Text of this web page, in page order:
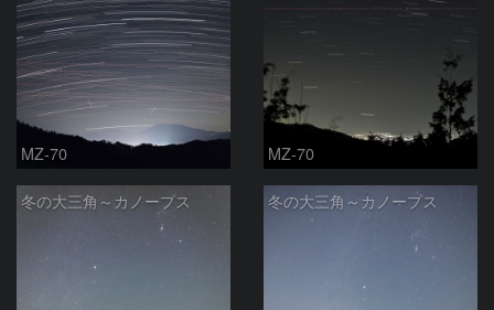
MZ-70 MZ-70
冬の大三角～カノープス 冬の大三角～カノープス